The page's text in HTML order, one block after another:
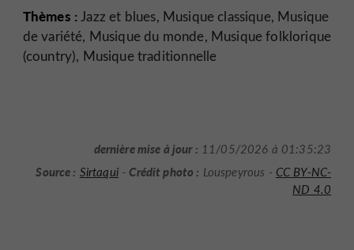
Thèmes :Jazz et blues, Musique classique, Musique
de variété, Musique du monde, Musique folklorique
(country), Musique traditionnelle
dernière mise à jour : 11/05/2026 à 01:35:23
Source : Sirtaqui-Crédit photo : Louspeyrous - CC BY-NC-
ND 4.0